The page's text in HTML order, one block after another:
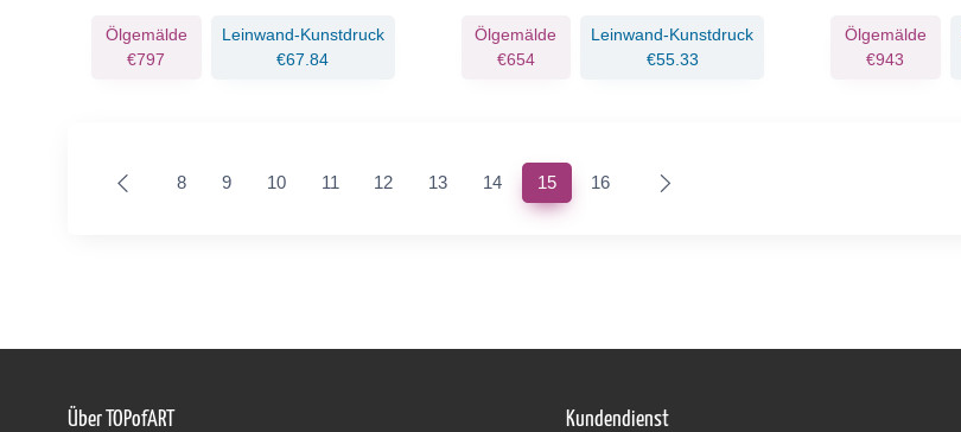
Ölgemälde
€797
Leinwand-Kunstdruck
€67.84
Ölgemälde
€654
Leinwand-Kunstdruck
€55.33
Ölgemälde
€943
8 9 10 11 12 13 14 15(current)
16
Über TOPofART Kundendienst